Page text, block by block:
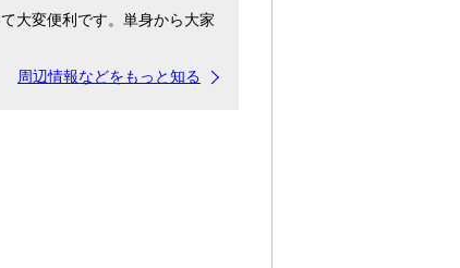
大変便利です。単身から大家
周辺情報などをもっと知る